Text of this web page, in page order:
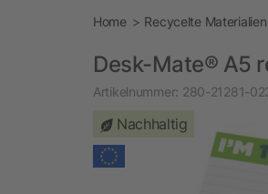
Home Recycelte Materialien
Desk-Mate® A5
Artikelnummer: 280-21281-
Nachhaltig